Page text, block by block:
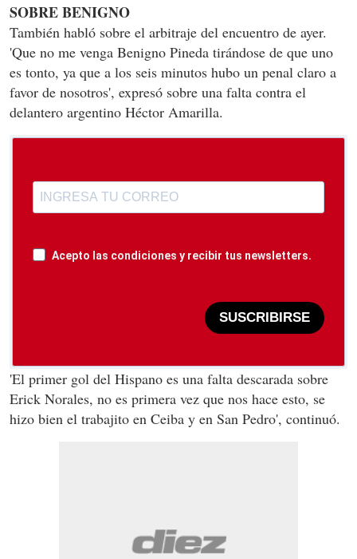
SOBRE BENIGNO
También habló sobre el arbitraje del encuentro de ayer.
'Que no me venga Benigno Pineda tirándose de que uno
es tonto, ya que a los seis minutos hubo un penal claro a
favor de nosotros', expresó sobre una falta contra el
delantero argentino Héctor Amarilla.
Acepto las condiciones y recibir tus newsletters.
SUSCRIBIRSE
'El primer gol del Hispano es una falta descarada sobre
Erick Norales, no es primera vez que nos hace esto, se
hizo bien el trabajito en Ceiba y en San Pedro', continuó.